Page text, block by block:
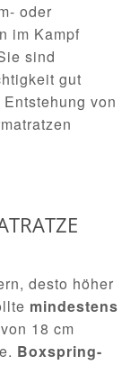
oder
im Kampf
sind
gut
von
desto höher
mindestens
18 cm
Boxspring-